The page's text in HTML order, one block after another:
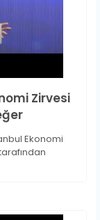
Zirvesi
Ekonomi